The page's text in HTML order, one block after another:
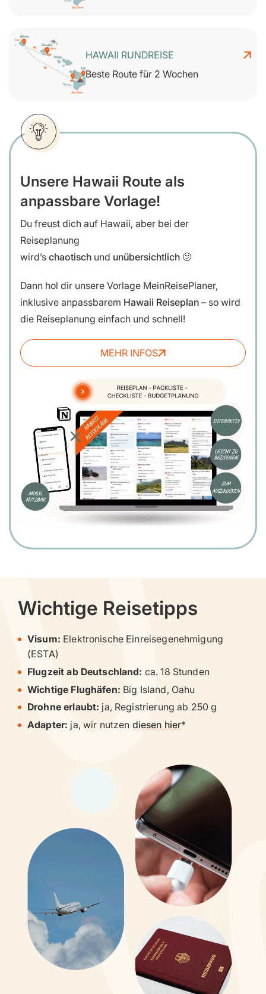
HAWAII RUNDREISE
Beste Route für 2 Wochen
Unsere Hawaii Route als
anpassbare Vorlage!
Du freust dich auf Hawaii, aber bei der
Reiseplanung
wird’s chaotisch und unübersichtlich 🫤
Dann hol dir unsere Vorlage MeinReisePlaner,
inklusive anpassbarem Hawaii Reiseplan – so wird
die Reiseplanung einfach und schnell!
MEHR INFOS
Wichtige Reisetipps
Visum: Elektronische Einreisegenehmigung
(ESTA)
Flugzeit ab Deutschland: ca. 18 Stunden
Wichtige Flughäfen: Big Island, Oahu
Drohne erlaubt: ja, Registrierung ab 250 g
Adapter: ja, wir nutzen diesen hier